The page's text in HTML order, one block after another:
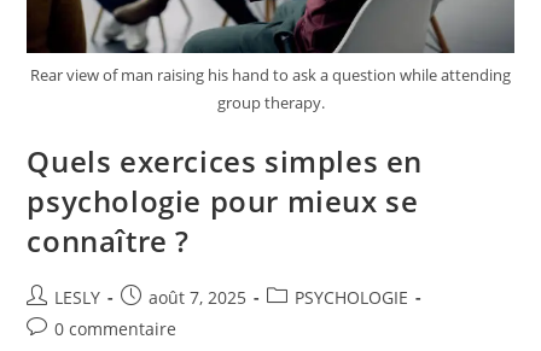
Rear view of man raising his hand to ask a question while attending
group therapy.
Quels exercices simples en
psychologie pour mieux se
connaître ?
Auteur/autrice
de
LESLY
Publication
publiée :
août 7, 2025
PostPSYCHOLOGIE
Commentaires
0 commentaire